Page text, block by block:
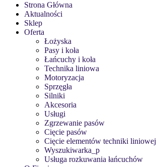
Strona Główna
Aktualności
Sklep
Oferta
Łożyska
Pasy i koła
Łańcuchy i koła
Technika liniowa
Motoryzacja
Sprzęgła
Silniki
Akcesoria
Usługi
Zgrzewanie pasów
Cięcie pasów
Cięcie elementów techniki liniowej
Wyszukiwarka_p
Usługa rozkuwania łańcuchów